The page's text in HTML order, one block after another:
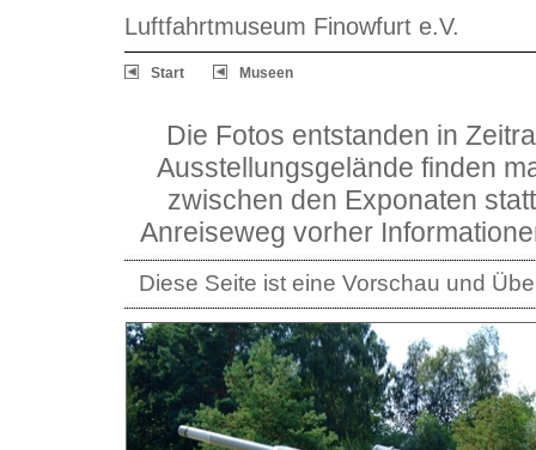
Luftfahrtmuseum Finowfurt e.V.
Start Museen
Die Fotos entstanden in
Ausstellungsgelände finden
zwischen den Exponaten
Anreiseweg vorher
Diese Seite ist eine Vorschau und